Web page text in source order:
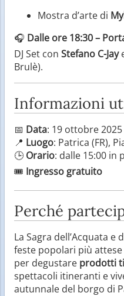
Mostra d’arte di
🎧 Dalle ore 18:30 –
DJ Set con Stefano C-Jay
Brulè).
Informazioni
📅 Data: 19 ottobre 2025
📍 Luogo: Patrica (FR),
🕒 Orario: dalle 15:00 in
🎟 Ingresso gratuito
Perché
La Sagra dell’Acquata e
feste popolari più attese
per degustare prodotti
spettacoli itineranti e
autunnale del borgo di